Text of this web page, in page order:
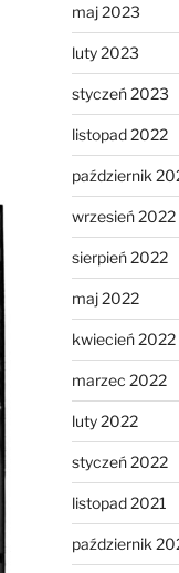
maj 2023
luty 2023
styczeń 2023
listopad 2022
październik
wrzesień 2022
sierpień 2022
maj 2022
kwiecień 2022
marzec 2022
luty 2022
styczeń 2022
listopad 2021
październik